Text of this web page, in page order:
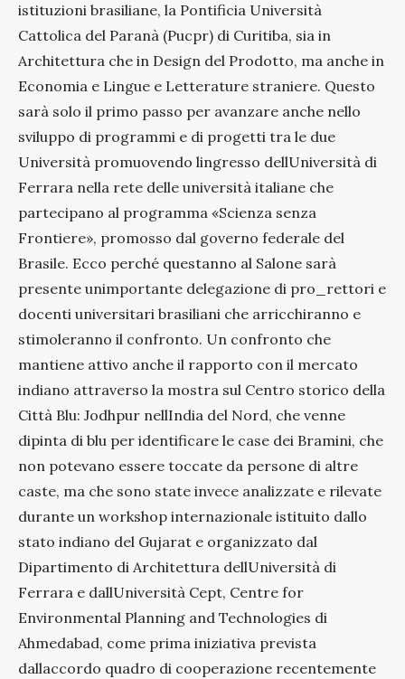
istituzioni brasiliane, la Pontificia Università
Cattolica del Paranà (Pucpr) di Curitiba, sia in
Architettura che in Design del Prodotto, ma anche in
Economia e Lingue e Letterature straniere. Questo
sarà solo il primo passo per avanzare anche nello
sviluppo di programmi e di progetti tra le due
Università promuovendo lingresso dellUniversità di
Ferrara nella rete delle università italiane che
partecipano al programma «Scienza senza
Frontiere», promosso dal governo federale del
Brasile. Ecco perché questanno al Salone sarà
presente unimportante delegazione di pro_rettori e
docenti universitari brasiliani che arricchiranno e
stimoleranno il confronto. Un confronto che
mantiene attivo anche il rapporto con il mercato
indiano attraverso la mostra sul Centro storico della
Città Blu: Jodhpur nellIndia del Nord, che venne
dipinta di blu per identificare le case dei Bramini, che
non potevano essere toccate da persone di altre
caste, ma che sono state invece analizzate e rilevate
durante un workshop internazionale istituito dallo
stato indiano del Gujarat e organizzato dal
Dipartimento di Architettura dellUniversità di
Ferrara e dallUniversità Cept, Centre for
Environmental Planning and Technologies di
Ahmedabad, come prima iniziativa prevista
dallaccordo quadro di cooperazione recentemente